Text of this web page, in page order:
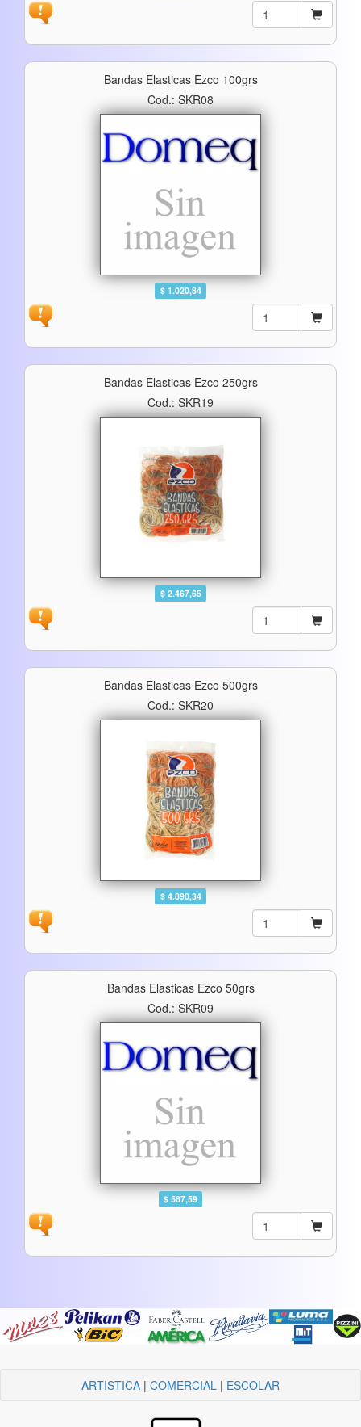
Bandas Elasticas Ezco 100grs
Cod.: SKR08
$ 1.020,84
Bandas Elasticas Ezco 250grs
Cod.: SKR19
$ 2.467,65
Bandas Elasticas Ezco 500grs
Cod.: SKR20
$ 4.890,34
Bandas Elasticas Ezco 50grs
Cod.: SKR09
$ 587,59
ARTISTICA | COMERCIAL | ESCOLAR